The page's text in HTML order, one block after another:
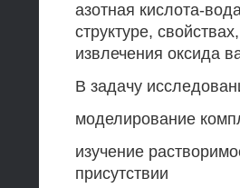
азотная кислота-
структуре,
извлечения оксида
В задачу
моделирование
изучение
присутствии